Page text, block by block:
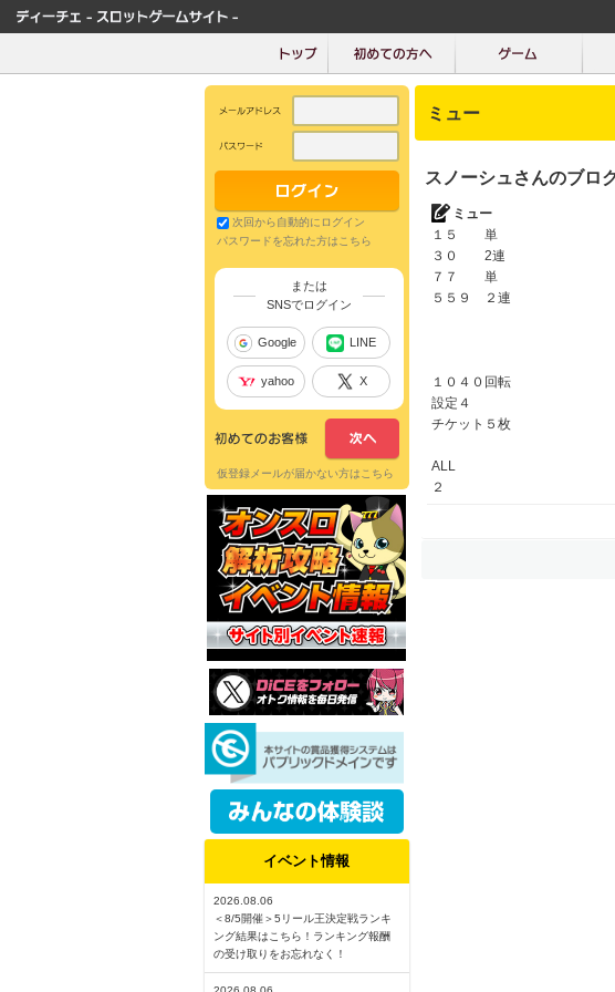
ミュー
スノーシュさんのブロ
ミュー
１５ 単
３０ 2連
７７ 単
５５９ ２連
１０４０回転
設定４
チケット５枚
ALL
２
次回から自動的にログイン
パスワードを忘れた方はこちら
または
SNSでログイン
Google LINE
yahoo X
仮登録メールが届かない方はこちら
イベント情報
2026.08.06
＜8/5開催＞5リール王決定戦ランキ
ング結果はこちら！ランキング報酬
の受け取りをお忘れなく！